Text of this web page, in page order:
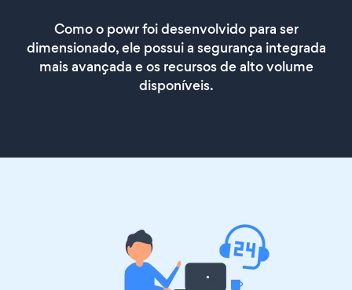
Como o powr foi desenvolvido para ser
dimensionado, ele possui a segurança integrada
mais avançada e os recursos de alto volume
disponíveis.